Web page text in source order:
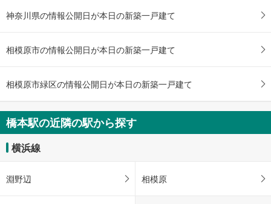
神奈川県の情報公開日が本日の新築一戸建て
相模原市の情報公開日が本日の新築一戸建て
相模原市緑区の情報公開日が本日の新築一戸建て
橋本駅の近隣の駅から探す
横浜線
淵野辺 相模原